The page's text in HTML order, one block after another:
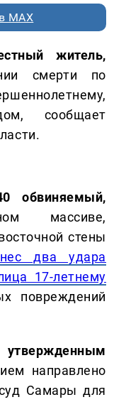
MAX
житель,
смерти по
сообщает
обвиняемый,
массиве,
стены
два удара
17-летнему
повреждений
утвержденным
направлено
Самары для